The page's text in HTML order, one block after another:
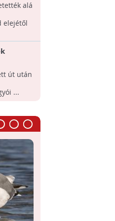
WESSLING Hungary Kft.
elsőként vesz
mintát a folyóból.
alá
elejétől
út után
...